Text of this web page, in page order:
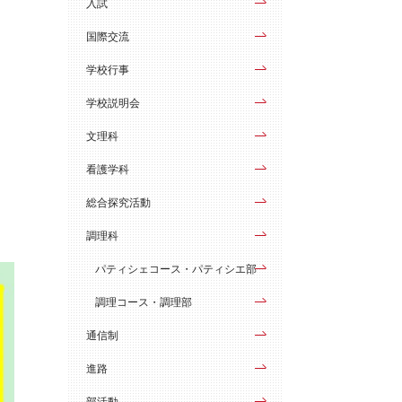
国際交流
学校行事
学校説明会
文理科
看護学科
総合探究活動
調理科
パティシェコース・パティシエ部
調理コース・調理部
通信制
進路